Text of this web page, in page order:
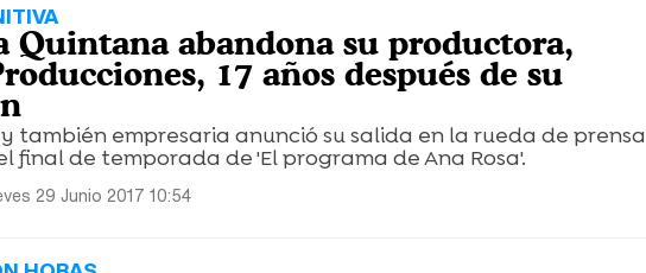
Quintana abandona su productora,
17 años después de su
también empresaria anunció su salida en la rueda de prensa
final de temporada de 'El programa de Ana Rosa'.
29 Junio 2017 10:54